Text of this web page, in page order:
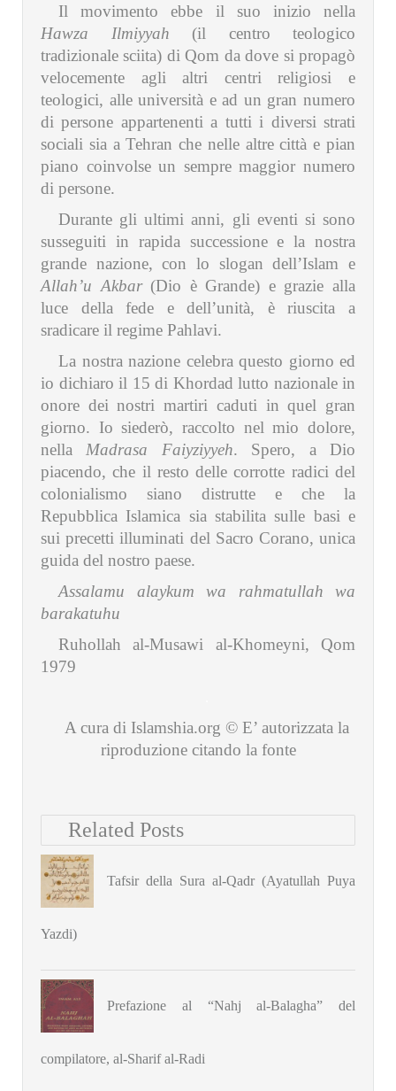
Il movimento ebbe il suo inizio nella
Hawza Ilmiyyah (il centro teologico
tradizionale sciita) di Qom da dove si propagò
velocemente agli altri centri religiosi e
teologici, alle università e ad un gran numero
di persone appartenenti a tutti i diversi strati
sociali sia a Tehran che nelle altre città e pian
piano coinvolse un sempre maggior numero
di persone.
Durante gli ultimi anni, gli eventi si sono
susseguiti in rapida successione e la nostra
grande nazione, con lo slogan dell’Islam e
Allah’u Akbar(Dio è Grande) e grazie alla
luce della fede e dell’unità, è riuscita a
sradicare il regime Pahlavi.
La nostra nazione celebra questo giorno ed
io dichiaro il 15 di Khordad lutto nazionale in
onore dei nostri martiri caduti in quel gran
giorno. Io siederò, raccolto nel mio dolore,
nellaMadrasa Faiyziyyeh. Spero, a Dio
piacendo, che il resto delle corrotte radici del
colonialismo siano distrutte e che la
Repubblica Islamica sia stabilita sulle basi e
sui precetti illuminati del Sacro Corano, unica
guida del nostro paese.
Assalamu alaykum wa rahmatullah wa
barakatuhu
Ruhollah al-Musawi al-Khomeyni, Qom
1979
A cura di Islamshia.org © E’ autorizzata la
riproduzione citando la fonte
Related Posts
Tafsir della Sura al-Qadr (Ayatullah Puya
Yazdi)
Prefazione al “Nahj al-Balagha” del
compilatore, al-Sharif al-Radi